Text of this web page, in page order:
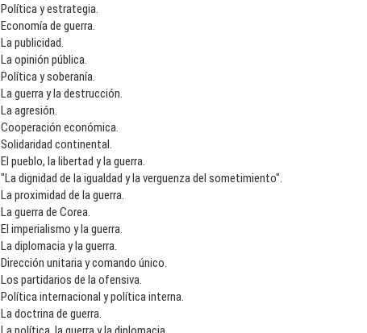
Política y estrategia.
Economía de guerra.
La publicidad.
La opinión pública.
Política y soberanía.
La guerra y la destrucción.
La agresión.
Cooperación económica.
Solidaridad continental.
El pueblo, la libertad y la guerra.
"La dignidad de la igualdad y la verguenza del sometimiento".
La proximidad de la guerra.
La guerra de Corea.
El imperialismo y la guerra.
La diplomacia y la guerra.
Dirección unitaria y comando único.
Los partidarios de la ofensiva.
Política internacional y política interna.
La doctrina de guerra.